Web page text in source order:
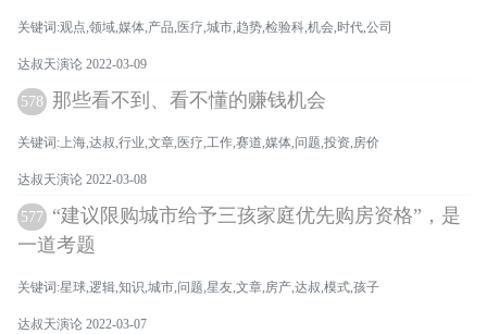
关键词:观点,领域,媒体,产品,医疗,城市,趋势,检验科,机会,时代,公司
达叔天演论 2022-03-09
578 那些看不到、看不懂的赚钱机会
关键词:上海,达叔,行业,文章,医疗,工作,赛道,媒体,问题,投资,房价
达叔天演论 2022-03-08
577 “建议限购城市给予三孩家庭优先购房资格”，是
一道考题
关键词:星球,逻辑,知识,城市,问题,星友,文章,房产,达叔,模式,孩子
达叔天演论 2022-03-07